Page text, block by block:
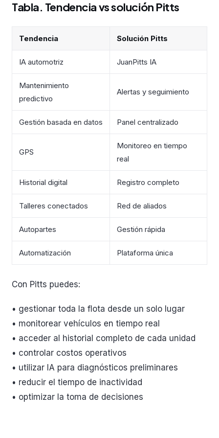
Tabla. Tendencia vs solución Pitts
Tendencia Solución Pitts
IA automotriz JuanPitts IA
Mantenimiento
predictivo
Alertas y seguimiento
Gestión basada en datos Panel centralizado
GPS
Monitoreo en tiempo
real
Historial digital Registro completo
Talleres conectados Red de aliados
Autopartes Gestión rápida
Automatización Plataforma única
Con Pitts puedes:
• gestionar toda la flota desde un solo lugar
• monitorear vehículos en tiempo real
• acceder al historial completo de cada unidad
• controlar costos operativos
• utilizar IA para diagnósticos preliminares
• reducir el tiempo de inactividad
• optimizar la toma de decisiones